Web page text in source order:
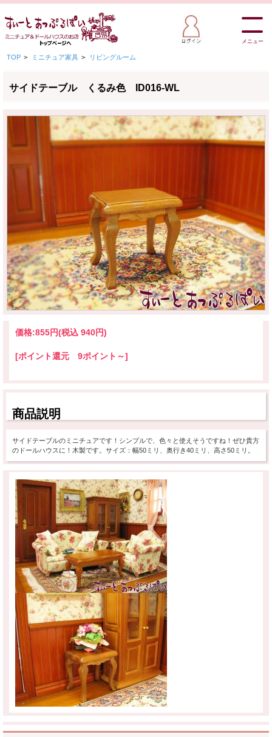
メニュー
TOP > ミニチュア家具 > リビングルーム
サイドテーブル くるみ色 ID016-WL
価格:855円(税込 940円)
[ポイント還元 9ポイント～]
商品説明
サイドテーブルのミニチュアです！シンプルで、色々と使えそうですね！ぜひ貴方
のドールハウスに！木製です。サイズ：幅50ミリ、奥行き40ミリ、高さ50ミリ。